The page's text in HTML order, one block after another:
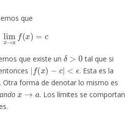
que
limx →af =c
que existe un
δ
tal que si
|f(x)− c|<ϵ
. Esta es la
. Otra forma de denotar lo mismo es
x→a
. Los límites se comportan